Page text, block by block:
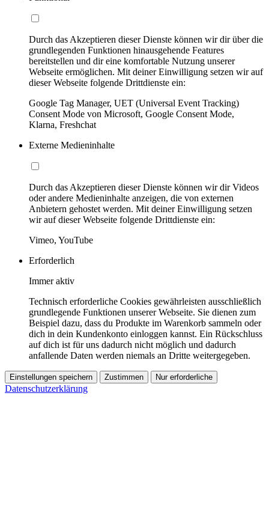
Durch das Akzeptieren dieser Dienste können wir dir über die
grundlegenden Funktionen hinausgehende Features
bereitstellen und dir eine komfortable Nutzung unserer
Webseite ermöglichen. Mit deiner Einwilligung setzen wir auf
dieser Webseite folgende Drittdienste ein:
Google Tag Manager, UET (Universal Event Tracking)
Consent Mode von Microsoft, Google Consent Mode,
Klarna, Freshchat
Externe Medieninhalte
Durch das Akzeptieren dieser Dienste können wir dir Videos
oder andere Medieninhalte anzeigen, die von externen
Anbietern gehostet werden. Mit deiner Einwilligung setzen
wir auf dieser Webseite folgende Drittdienste ein:
Vimeo, YouTube
Erforderlich
Immer aktiv
Technisch erforderliche Cookies gewährleisten ausschließlich
grundlegende Funktionen unserer Webseite. Sie dienen zum
Beispiel dazu, dass du Produkte im Warenkorb sammeln oder
dich in dein Kundenkonto einloggen kannst. Ein Rückschluss
auf dich ist für uns dadurch nicht möglich und dadurch
anfallende Daten werden niemals an Dritte weitergegeben.
Einstellungen speichern Zustimmen Nur erforderliche
Datenschutzerklärung